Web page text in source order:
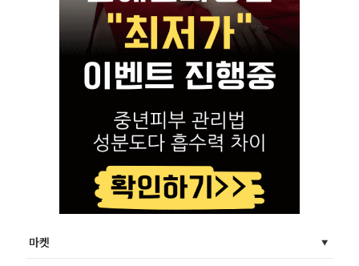
마켓